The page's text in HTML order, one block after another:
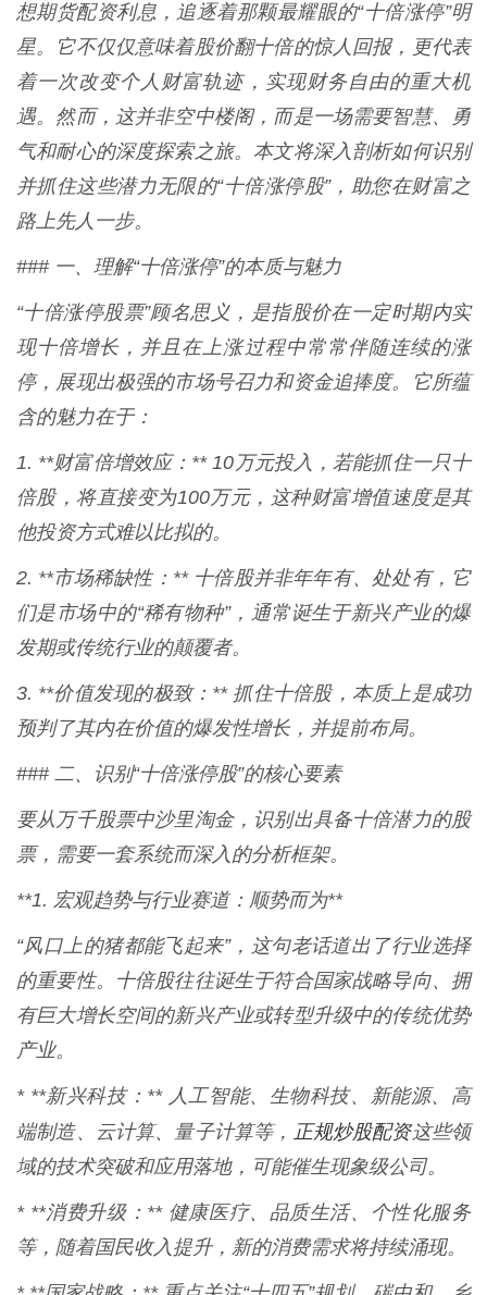
想期货配资利息，追逐着那颗最耀眼的“十倍涨停”明
星。它不仅仅意味着股价翻十倍的惊人回报，更代表
着一次改变个人财富轨迹，实现财务自由的重大机
遇。然而，这并非空中楼阁，而是一场需要智慧、勇
气和耐心的深度探索之旅。本文将深入剖析如何识别
并抓住这些潜力无限的“十倍涨停股”，助您在财富之
路上先人一步。
### 一、理解“十倍涨停”的本质与魅力
“十倍涨停股票”顾名思义，是指股价在一定时期内实
现十倍增长，并且在上涨过程中常常伴随连续的涨
停，展现出极强的市场号召力和资金追捧度。它所蕴
含的魅力在于：
1. **财富倍增效应：** 10万元投入，若能抓住一只十
倍股，将直接变为100万元，这种财富增值速度是其
他投资方式难以比拟的。
2. **市场稀缺性：** 十倍股并非年年有、处处有，它
们是市场中的“稀有物种”，通常诞生于新兴产业的爆
发期或传统行业的颠覆者。
3. **价值发现的极致：** 抓住十倍股，本质上是成功
预判了其内在价值的爆发性增长，并提前布局。
### 二、识别“十倍涨停股”的核心要素
要从万千股票中沙里淘金，识别出具备十倍潜力的股
票，需要一套系统而深入的分析框架。
**1. 宏观趋势与行业赛道：顺势而为**
“风口上的猪都能飞起来”，这句老话道出了行业选择
的重要性。十倍股往往诞生于符合国家战略导向、拥
有巨大增长空间的新兴产业或转型升级中的传统优势
产业。
* **新兴科技：** 人工智能、生物科技、新能源、高
端制造、云计算、量子计算等， 正规炒股配资这些领
域的技术突破和应用落地，可能催生现象级公司。
* **消费升级：** 健康医疗、品质生活、个性化服务
等，随着国民收入提升，新的消费需求将持续涌现。